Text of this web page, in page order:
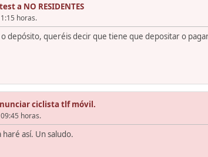
a NO RESIDENTES
horas.
depósito, queréis decir que tiene que depositar o
ciclista tlf móvil.
horas.
así. Un saludo.